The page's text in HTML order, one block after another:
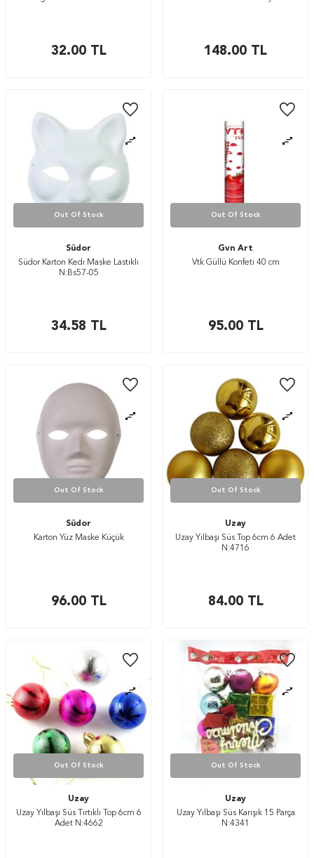
32.00TL 148.00 TL
Out Of Stock
Südor
Südor Karton Kedı Maske Lastıklı
N:Bs57-05
34.58 TL
Out Of Stock
Gvn Art
Vtk Güllü Konfeti 40 cm
95.00TL
Out Of Stock
Südor
Karton Yüz Maske Küçük
96.00TL
Out Of Stock
Uzay
Uzay Yılbaşı Süs Top 6cm 6 Adet
N:4716
84.00TL
Out Of Stock
Uzay
Uzay Yılbaşı Süs Tırtıklı Top 6cm 6
Adet N:4662
Out Of Stock
Uzay
Uzay Yılbaşı Süs Karışık 15 Parça
N:4341